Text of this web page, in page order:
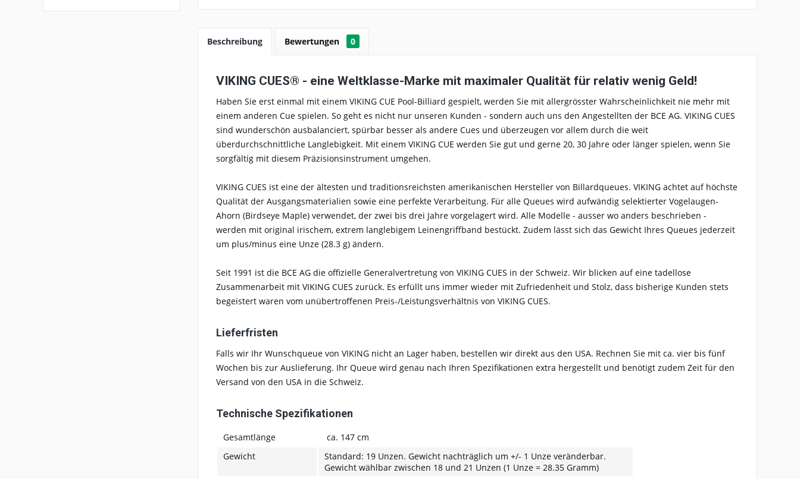
Beschreibung Bewertungen 0
VIKING CUES® - eine Weltklasse-Marke mit maximaler Qualität für relativ wenig Geld!
Haben Sie erst einmal mit einem VIKING CUE Pool-Billiard gespielt, werden Sie mit allergrösster Wahrscheinlichkeit nie mehr mit
einem anderen Cue spielen. So geht es nicht nur unseren Kunden - sondern auch uns den Angestellten der BCE AG. VIKING CUES
sind wunderschön ausbalanciert, spürbar besser als andere Cues und überzeugen vor allem durch die weit
überdurchschnittliche Langlebigkeit. Mit einem VIKING CUE werden Sie gut und gerne 20, 30 Jahre oder länger spielen, wenn Sie
sorgfältig mit diesem Präzisionsinstrument umgehen.
VIKING CUES ist eine der ältesten und traditionsreichsten amerikanischen Hersteller von Billardqueues. VIKING achtet auf höchste
Qualität der Ausgangsmaterialien sowie eine perfekte Verarbeitung. Für alle Queues wird aufwändig selektierter Vogelaugen-
Ahorn (Birdseye Maple) verwendet, der zwei bis drei Jahre vorgelagert wird. Alle Modelle - ausser wo anders beschrieben -
werden mit original irischem, extrem langlebigem Leinengriffband bestückt. Zudem lässt sich das Gewicht Ihres Queues jederzeit
um plus/minus eine Unze (28.3 g) ändern.
Seit 1991 ist die BCE AG die offizielle Generalvertretung von VIKING CUES in der Schweiz. Wir blicken auf eine tadellose
Zusammenarbeit mit VIKING CUES zurück. Es erfüllt uns immer wieder mit Zufriedenheit und Stolz, dass bisherige Kunden stets
begeistert waren vom unübertroffenen Preis-/Leistungsverhältnis von VIKING CUES.
Lieferfristen
Falls wir Ihr Wunschqueue von VIKING nicht an Lager haben, bestellen wir direkt aus den USA. Rechnen Sie mit ca. vier bis fünf
Wochen bis zur Auslieferung. Ihr Queue wird genau nach Ihren Spezifikationen extra hergestellt und benötigt zudem Zeit für den
Versand von den USA in die Schweiz.
Technische Spezifikationen
Gesamtlänge
ca. 147 cm
Gewicht
Standard: 19 Unzen. Gewicht nachträglich um +/- 1 Unze veränderbar.
Gewicht wählbar zwischen 18 und 21 Unzen (1 Unze = 28.35 Gramm)